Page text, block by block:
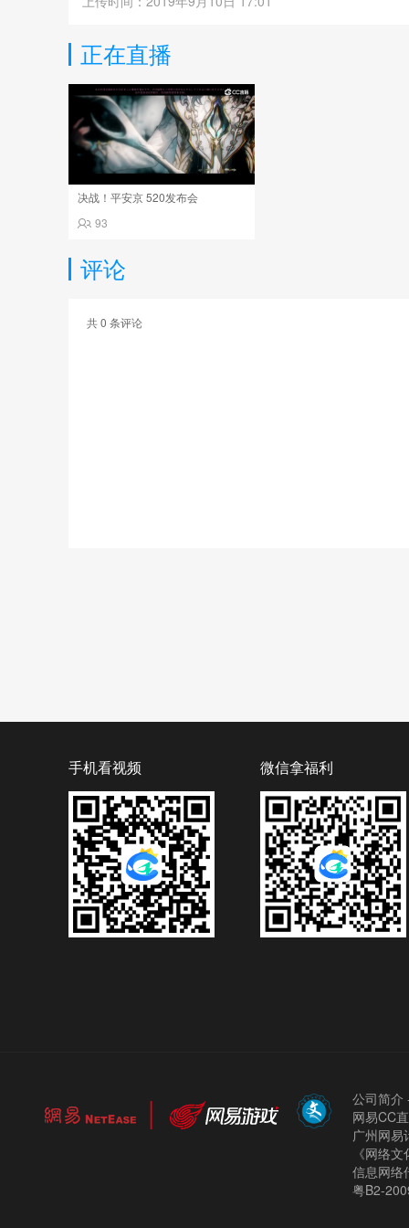
正在直播
决战！平安京 520发布会
93
评论
共0 条评论
手机看视频 微信拿福利
公司简介
网易CC
广州网
《网络
信息网络
粤B2-